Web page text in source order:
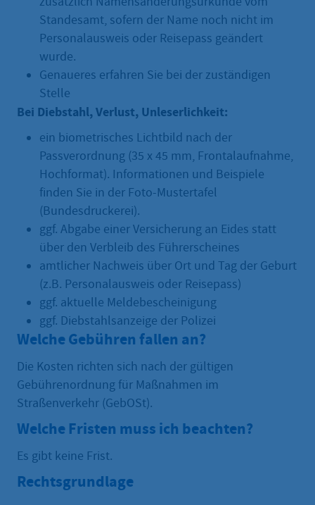
Standesamt, sofern der Name noch nicht im
Personalausweis oder Reisepass geändert
wurde.
Genaueres erfahren Sie bei der zuständigen
Stelle
Bei Diebstahl, Verlust, Unleserlichkeit:
ein biometrisches Lichtbild nach der
Passverordnung (35 x 45 mm, Frontalaufnahme,
Hochformat). Informationen und Beispiele
finden Sie in der Foto-Mustertafel
(Bundesdruckerei).
ggf. Abgabe einer Versicherung an Eides statt
über den Verbleib des Führerscheines
amtlicher Nachweis über Ort und Tag der Geburt
(z.B. Personalausweis oder Reisepass)
ggf. aktuelle Meldebescheinigung
ggf. Diebstahlsanzeige der Polizei
Welche Gebühren fallen an?
Die Kosten richten sich nach der gültigen
Gebührenordnung für Maßnahmen im
Straßenverkehr (GebOSt).
Welche Fristen muss ich beachten?
Es gibt keine Frist.
Rechtsgrundlage